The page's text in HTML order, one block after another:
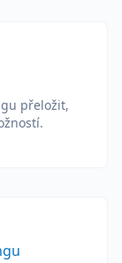
přeložit,